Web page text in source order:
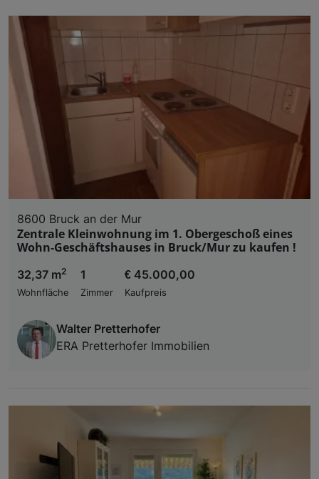
8600 Bruck an der Mur
Zentrale Kleinwohnung im 1. Obergeschoß eines
Wohn-Geschäftshauses in Bruck/Mur zu kaufen !
32,37 m2
Wohnfläche
1
Zimmer
€ 45.000,00
Kaufpreis
Walter Pretterhofer
ERA Pretterhofer Immobilien